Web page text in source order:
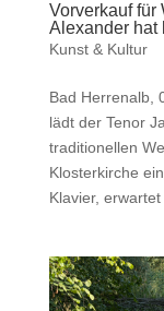
Vorverkauf für
Alexander hat
Kunst & Kultur
Bad Herrenalb,
lädt der Tenor
traditionellen
Klosterkirche
Klavier,